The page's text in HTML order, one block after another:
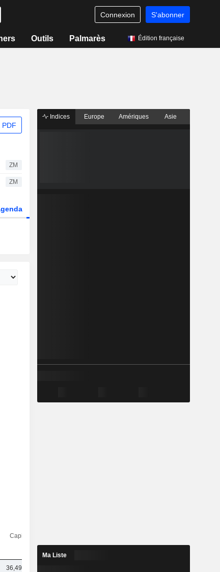
Connexion S'abonner
Outils Palmarès Édition française
PDF
ZM
ZM
Capi.($)
36,49 Md
Indices Europe Amériques Asie
Ma Liste